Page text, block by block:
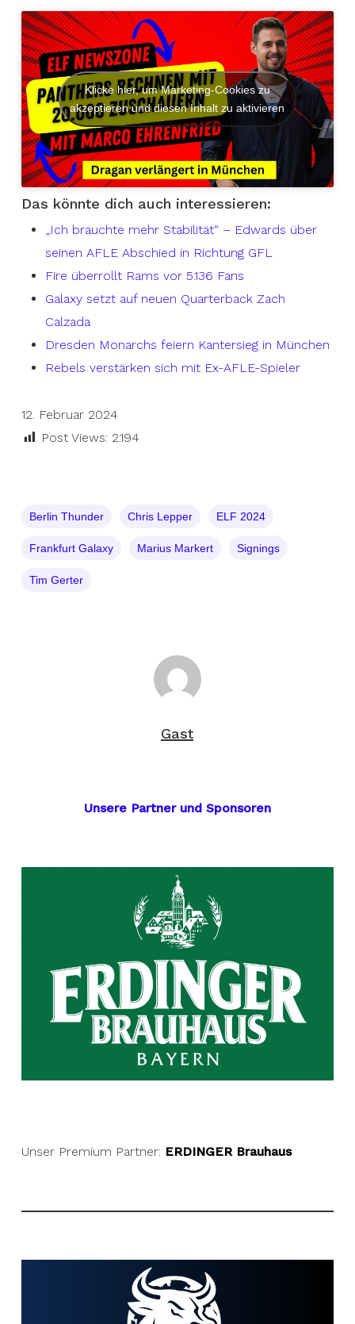
Klicke hier, um Marketing-Cookies zu
akzeptieren und diesen Inhalt zu aktivieren
Das könnte dich auch interessieren:
„Ich brauchte mehr Stabilität“ – Edwards über
seinen AFLE Abschied in Richtung GFL
Fire überrollt Rams vor 5.136 Fans
Galaxy setzt auf neuen Quarterback Zach
Calzada
Dresden Monarchs feiern Kantersieg in München
Rebels verstärken sich mit Ex-AFLE-Spieler
12. Februar 2024
Post Views: 2.194
Berlin Thunder Chris Lepper ELF 2024
Frankfurt Galaxy Marius Markert Signings
Tim Gerter
Gast
Unsere Partner und Sponsoren
Unser Premium Partner: ERDINGER Brauhaus